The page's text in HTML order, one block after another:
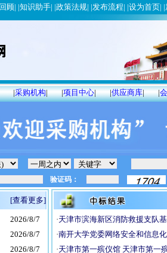
顾| |知识助手| |政策法规| |发布流程| |设为首页| |
|采购机构| |项目中心| |供应商库| |
[查看更多]
2026/8/7
2026/8/7
2026/8/7
·天津市滨海新区消防救援支队
·南开大学党委网络安全和信息
·天津市第一殡仪馆 天津市第一